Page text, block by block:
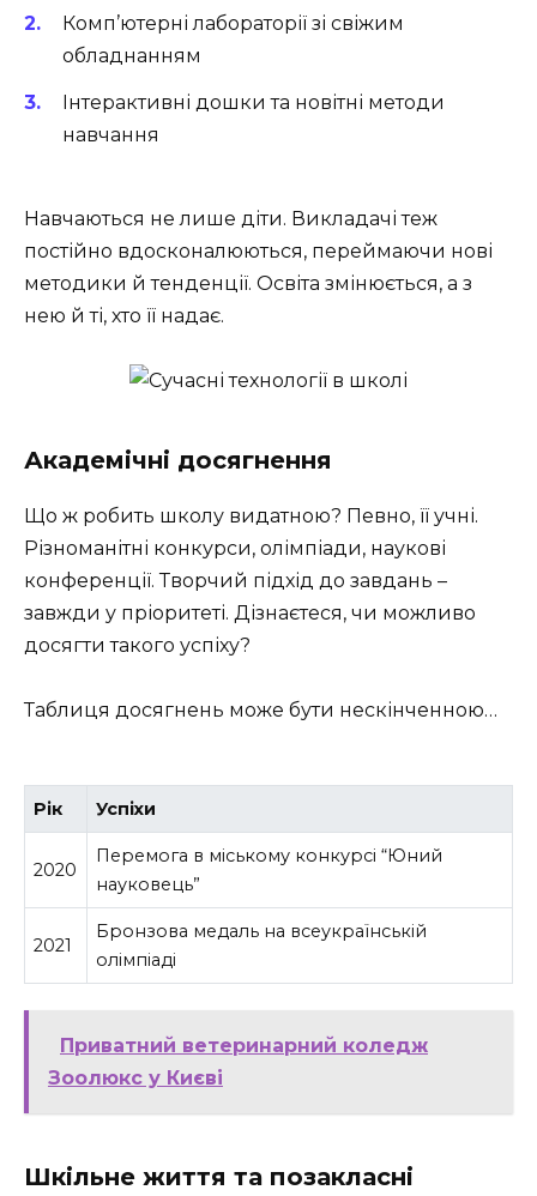
Комп’ютерні лабораторії зі свіжим
обладнанням
Інтерактивні дошки та новітні методи
навчання
Навчаються не лише діти. Викладачі теж
постійно вдосконалюються, переймаючи нові
методики й тенденції. Освіта змінюється, а з
нею й ті, хто її надає.
Академічні досягнення
Що ж робить школу видатною? Певно, її учні.
Різноманітні конкурси, олімпіади, наукові
конференції. Творчий підхід до завдань –
завжди у пріоритеті. Дізнаєтеся, чи можливо
досягти такого успіху?
Таблиця досягнень може бути нескінченною…
Рік Успіхи
2020
Перемога в міському конкурсі “Юний
науковець”
2021
Бронзова медаль на всеукраїнській
олімпіаді
Приватний ветеринарний коледж
Зоолюкс у Києві
Шкільне життя та позакласні